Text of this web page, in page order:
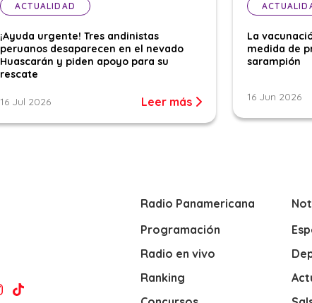
ACTUALIDAD
¡Ayuda urgente! Tres andinistas
peruanos desaparecen en el nevado
Huascarán y piden apoyo para su
rescate
16 Jul 2026 Leer más
La
medida de
sarampión
16 Jun 2026
Radio Panamericana
Programación
Radio en vivo
Ranking